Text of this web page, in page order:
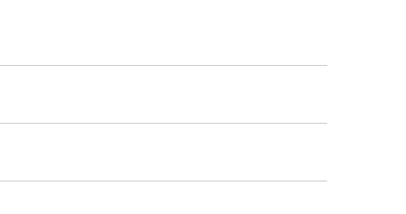
实体的道明银行企业信贷客户提
体经营者、合伙企业、非上市公司
足以下条件，则保险将从您申请之